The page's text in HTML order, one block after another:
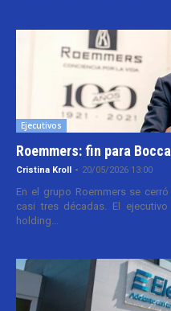
Ejecutivos
Roemmers: fin para
Cristina Kroll - 20/05/2026 13:00
En el grupo Roemmers se
casi tres décadas. El
holding...